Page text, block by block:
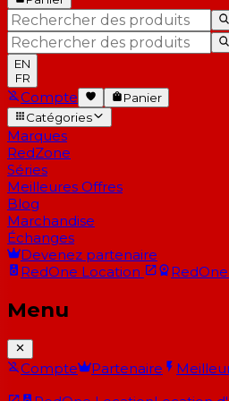
EN
FR
Compte
Panier
Catégories
Marques
RedZone
Séries
Meilleures Offres
Blog
Marchandise
Échanges
Devenez partenaire
RedOne Location RedOne
Menu
Compte Partenaire